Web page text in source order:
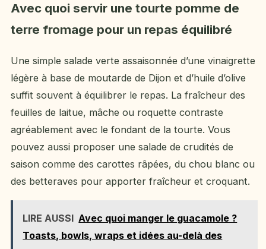
Avec quoi servir une tourte pomme de
terre fromage pour un repas équilibré
Une simple salade verte assaisonnée d’une vinaigrette
légère à base de moutarde de Dijon et d’huile d’olive
suffit souvent à équilibrer le repas. La fraîcheur des
feuilles de laitue, mâche ou roquette contraste
agréablement avec le fondant de la tourte. Vous
pouvez aussi proposer une salade de crudités de
saison comme des carottes râpées, du chou blanc ou
des betteraves pour apporter fraîcheur et croquant.
LIRE AUSSI Avec quoi manger le guacamole ?
Toasts, bowls, wraps et idées au-delà des